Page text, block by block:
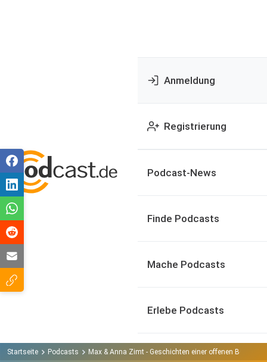
Anmeldung
Registrierung
Podcast-News
Finde Podcasts
Mache Podcasts
Erlebe Podcasts
Startseite Podcasts Max & Anna Zimt - Geschichten einer offenen